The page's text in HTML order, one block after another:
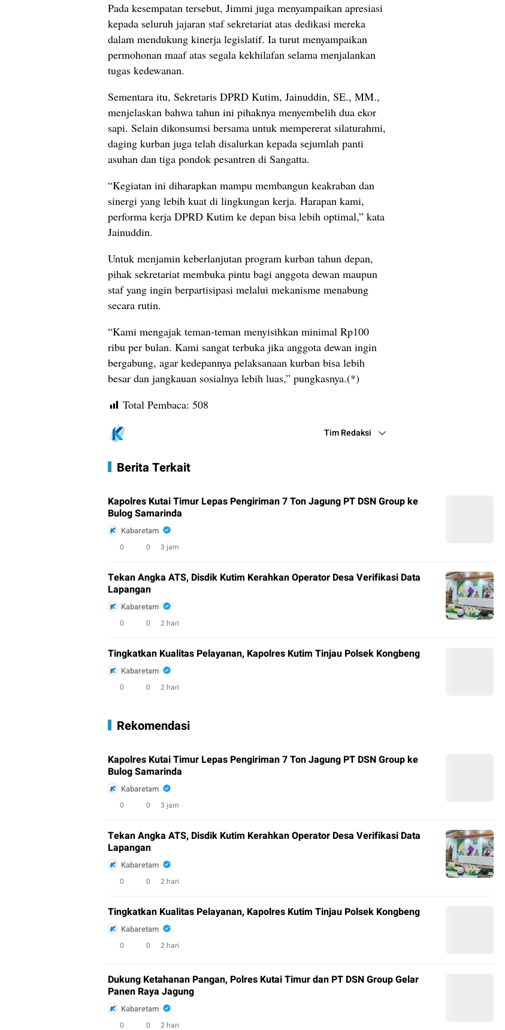
Pada kesempatan tersebut, Jimmi juga menyampaikan apresiasi
kepada seluruh jajaran staf sekretariat atas dedikasi mereka
dalam mendukung kinerja legislatif. Ia turut menyampaikan
permohonan maaf atas segala kekhilafan selama menjalankan
tugas kedewanan.
Sementara itu, Sekretaris DPRD Kutim, Jainuddin, SE., MM.,
menjelaskan bahwa tahun ini pihaknya menyembelih dua ekor
sapi. Selain dikonsumsi bersama untuk mempererat silaturahmi,
daging kurban juga telah disalurkan kepada sejumlah panti
asuhan dan tiga pondok pesantren di Sangatta.
“Kegiatan ini diharapkan mampu membangun keakraban dan
sinergi yang lebih kuat di lingkungan kerja. Harapan kami,
performa kerja DPRD Kutim ke depan bisa lebih optimal,” kata
Jainuddin.
Untuk menjamin keberlanjutan program kurban tahun depan,
pihak sekretariat membuka pintu bagi anggota dewan maupun
staf yang ingin berpartisipasi melalui mekanisme menabung
secara rutin.
“Kami mengajak teman-teman menyisihkan minimal Rp100
ribu per bulan. Kami sangat terbuka jika anggota dewan ingin
bergabung, agar kedepannya pelaksanaan kurban bisa lebih
besar dan jangkauan sosialnya lebih luas,” pungkasnya.(*)
Total Pembaca: 508
Tim Redaksi
Berita Terkait
Kapolres Kutai Timur Lepas Pengiriman 7 Ton Jagung PT DSN Group ke
Bulog Samarinda
Kabaretam
0 0 3 jam
Tekan Angka ATS, Disdik Kutim Kerahkan Operator Desa Verifikasi Data
Lapangan
Kabaretam
0 0 2 hari
Tingkatkan Kualitas Pelayanan, Kapolres Kutim Tinjau Polsek Kongbeng
Kabaretam
0 0 2 hari
Rekomendasi
Kapolres Kutai Timur Lepas Pengiriman 7 Ton Jagung PT DSN Group ke
Bulog Samarinda
Kabaretam
0 0 3 jam
Tekan Angka ATS, Disdik Kutim Kerahkan Operator Desa Verifikasi Data
Lapangan
Kabaretam
0 0 2 hari
Tingkatkan Kualitas Pelayanan, Kapolres Kutim Tinjau Polsek Kongbeng
Kabaretam
0 0 2 hari
Dukung Ketahanan Pangan, Polres Kutai Timur dan PT DSN Group Gelar
Panen Raya Jagung
Kabaretam
0 0 2 hari